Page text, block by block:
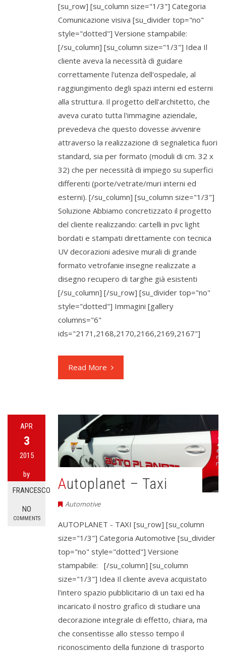
[su_row] [su_column size="1/3"] Categoria
Comunicazione visiva [su_divider top="no"
style="dotted"] Versione stampabile:
[/su_column] [su_column size="1/3"] Idea Il
cliente aveva la necessità di guidare
correttamente l'utenza dell'ospedale, al
raggiungimento degli spazi interni ed esterni
alla struttura. Il progetto dell'architetto, che
aveva curato tutta l'immagine aziendale,
prevedeva che questo dovesse avvenire
attraverso la realizzazione di segnaletica fuori
standard, sia per formato (moduli di cm. 32 x
32) che per necessità di impiego su superfici
differenti (porte/vetrate/muri interni ed
esterni). [/su_column] [su_column size="1/3"]
Soluzione Abbiamo concretizzato il progetto
del cliente realizzando: cartelli in pvc light
bordati e stampati direttamente con tecnica
UV decorazioni adesive murali di grande
formato vetrofanie insegne realizzate a
disegno recupero di targhe già esistenti
[/su_column] [/su_row] [su_divider top="no"
style="dotted"] Immagini [gallery
columns="6"
ids="2171,2168,2170,2166,2169,2167"]
Read More
APR
3
2015
by
FRANCESCO
NO
COMMENTS
Autoplanet – Taxi
Automotive
AUTOPLANET - TAXI [su_row] [su_column
size="1/3"] Categoria Automotive [su_divider
top="no" style="dotted"] Versione
stampabile: [/su_column] [su_column
size="1/3"] Idea Il cliente aveva acquistato
l'intero spazio pubblicitario di un taxi ed ha
incaricato il nostro grafico di studiare una
decorazione integrale di effetto, chiara, ma
che consentisse allo stesso tempo il
riconoscimento della funzione di trasporto